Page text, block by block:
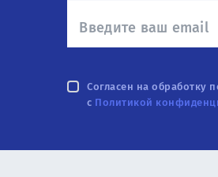
Согласен на обработку
с Политикой